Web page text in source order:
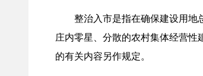
整治入市是指在确保建设用地总
庄内零星、分散的农村集体经营
的有关内容另作规定。